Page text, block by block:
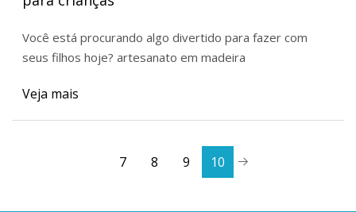
Você está procurando algo divertido para fazer com
seus filhos hoje? artesanato em madeira
Veja mais
7 8 9 10